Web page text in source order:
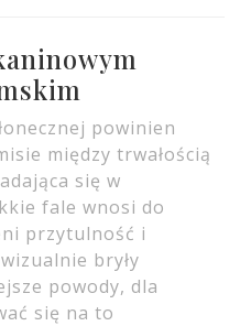
powinien
między trwałością
się w
fale wnosi do
przytulność i
bryły
powody, dla
się na to